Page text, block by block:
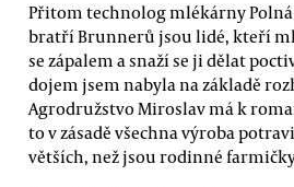
Přitom technolog mlékárny
bratří Brunnerů jsou lidé, kteří
se zápalem a snaží se ji dělat
dojem jsem nabyla na základě
Agrodružstvo Miroslav má k
to v zásadě všechna výroba
větších, než jsou rodinné